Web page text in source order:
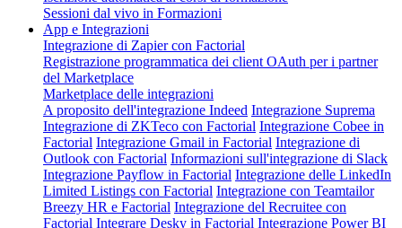
Sessioni dal vivo in Formazioni
App e Integrazioni
Integrazione di Zapier con Factorial
Registrazione programmatica dei client OAuth per i partner
del Marketplace
Marketplace delle integrazioni
A proposito dell'integrazione Indeed Integrazione Suprema
Integrazione di ZKTeco con Factorial Integrazione Cobee in
Factorial Integrazione Gmail in Factorial Integrazione di
Outlook con Factorial Informazioni sull'integrazione di Slack
Integrazione Payflow in Factorial Integrazione delle LinkedIn
Limited Listings con Factorial Integrazione con Teamtailor
Breezy HR e Factorial Integrazione del Recruitee con
Factorial Integrare Desky in Factorial Integrazione Power BI